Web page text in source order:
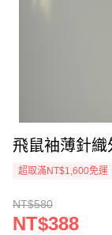
飛鼠袖薄針織
超取滿NT$1,600免運
NT$580
NT$388